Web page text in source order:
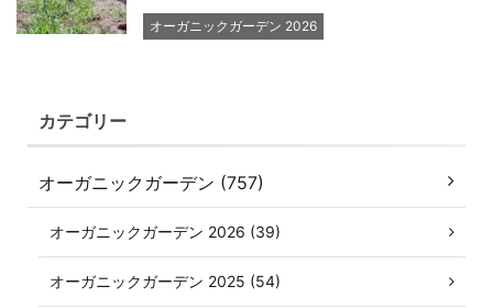
オーガニックガーデン 2026
カテゴリー
オーガニックガーデン (757)
オーガニックガーデン 2026 (39)
オーガニックガーデン 2025 (54)